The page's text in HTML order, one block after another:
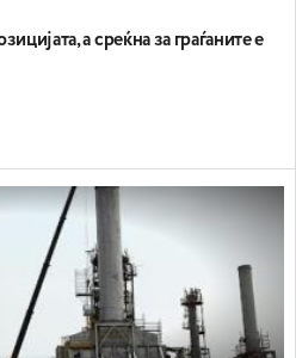
а среќна за граѓаните е